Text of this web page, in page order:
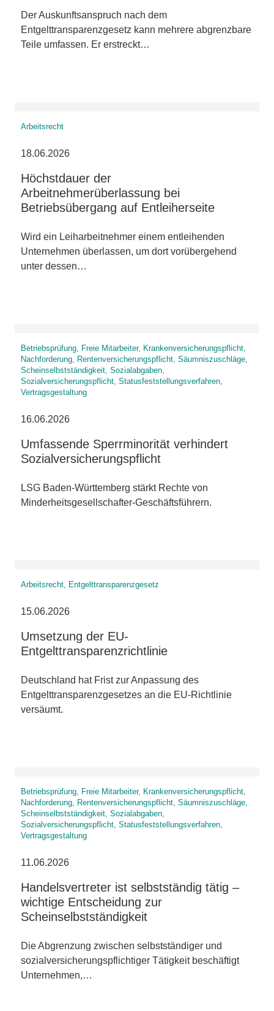
Der Auskunftsanspruch nach dem
Entgelttransparenzgesetz kann mehrere abgrenzbare
Teile umfassen. Er erstreckt…
Arbeitsrecht
18.06.2026
Höchstdauer der
Arbeitnehmerüberlassung bei
Betriebsübergang auf Entleiherseite
Wird ein Leiharbeitnehmer einem entleihenden
Unternehmen überlassen, um dort vorübergehend
unter dessen…
Betriebsprüfung, Freie Mitarbeiter, Krankenversicherungspflicht,
Nachforderung, Rentenversicherungspflicht, Säumniszuschläge,
Scheinselbstständigkeit, Sozialabgaben,
Sozialversicherungspflicht, Statusfeststellungsverfahren,
Vertragsgestaltung
16.06.2026
Umfassende Sperrminorität verhindert
Sozialversicherungspflicht
LSG Baden-Württemberg stärkt Rechte von
Minderheitsgesellschafter-Geschäftsführern.
Arbeitsrecht, Entgelttransparenzgesetz
15.06.2026
Umsetzung der EU-
Entgelttransparenzrichtlinie
Deutschland hat Frist zur Anpassung des
Entgelttransparenzgesetzes an die EU-Richtlinie
versäumt.
Betriebsprüfung, Freie Mitarbeiter, Krankenversicherungspflicht,
Nachforderung, Rentenversicherungspflicht, Säumniszuschläge,
Scheinselbstständigkeit, Sozialabgaben,
Sozialversicherungspflicht, Statusfeststellungsverfahren,
Vertragsgestaltung
11.06.2026
Handelsvertreter ist selbstständig tätig –
wichtige Entscheidung zur
Scheinselbstständigkeit
Die Abgrenzung zwischen selbstständiger und
sozialversicherungspflichtiger Tätigkeit beschäftigt
Unternehmen,…